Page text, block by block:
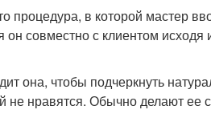
процедура, в которой мастер
совместно с клиентом исходя
она, чтобы подчеркнуть
не нравятся. Обычно делают